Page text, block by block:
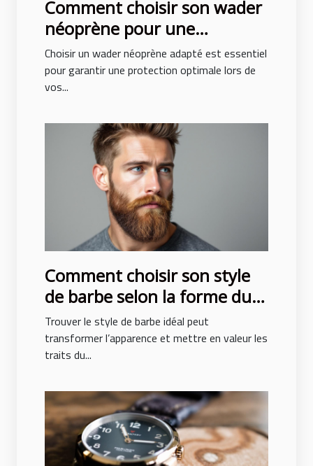
Comment choisir son wader
néoprène pour une
protection optimale ?
Choisir un wader néoprène adapté est essentiel
pour garantir une protection optimale lors de
vos...
Comment choisir son style
de barbe selon la forme du
visage ?
Trouver le style de barbe idéal peut
transformer l’apparence et mettre en valeur les
traits du...